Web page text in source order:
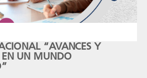
“AVANCES Y
EN UN MUNDO